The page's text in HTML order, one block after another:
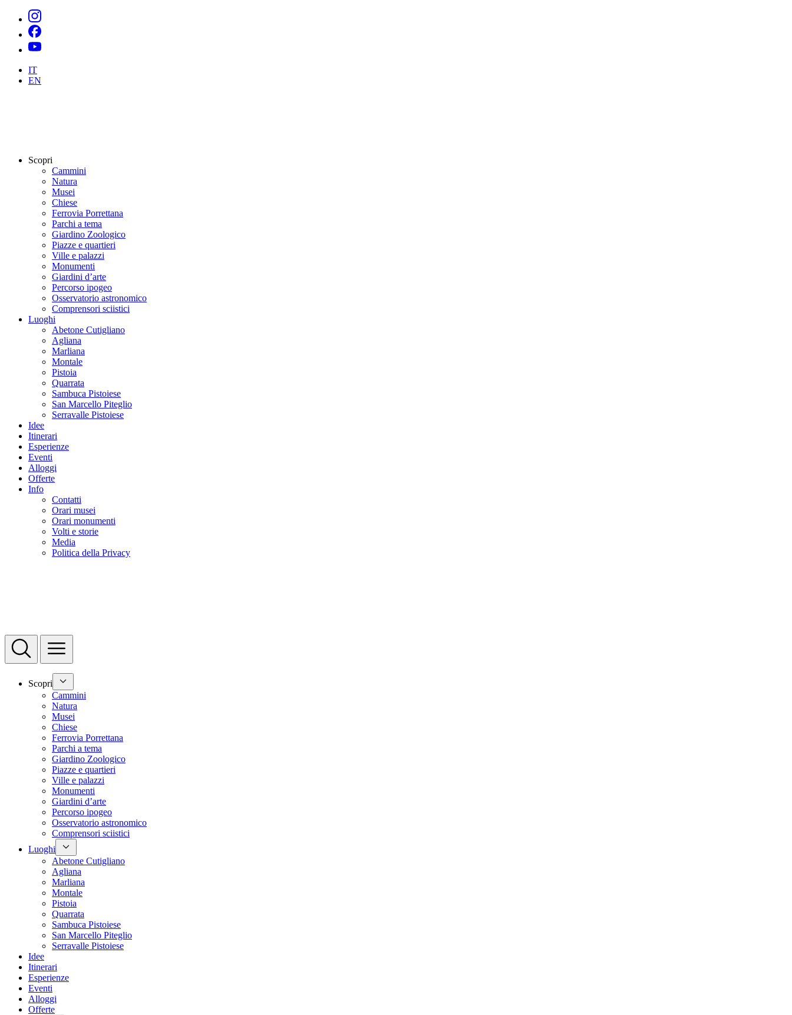
IT
EN
Scopri
Cammini
Natura
Musei
Chiese
Ferrovia Porrettana
Parchi a tema
Giardino Zoologico
Piazze e quartieri
Ville e palazzi
Monumenti
Giardini d’arte
Percorso ipogeo
Osservatorio astronomico
Comprensori sciistici
Luoghi
Abetone Cutigliano
Agliana
Marliana
Montale
Pistoia
Quarrata
Sambuca Pistoiese
San Marcello Piteglio
Serravalle Pistoiese
Idee
Itinerari
Esperienze
Eventi
Alloggi
Offerte
Info
Contatti
Orari musei
Orari monumenti
Volti e storie
Media
Politica della Privacy
Scopri
Cammini
Natura
Musei
Chiese
Ferrovia Porrettana
Parchi a tema
Giardino Zoologico
Piazze e quartieri
Ville e palazzi
Monumenti
Giardini d’arte
Percorso ipogeo
Osservatorio astronomico
Comprensori sciistici
Luoghi
Abetone Cutigliano
Agliana
Marliana
Montale
Pistoia
Quarrata
Sambuca Pistoiese
San Marcello Piteglio
Serravalle Pistoiese
Idee
Itinerari
Esperienze
Eventi
Alloggi
Offerte